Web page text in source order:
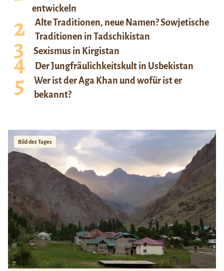
entwickeln
Alte Traditionen, neue Namen? Sowjetische
Traditionen in Tadschikistan
Sexismus in Kirgistan
Der Jungfräulichkeitskult in Usbekistan
Wer ist der Aga Khan und wofür ist er
bekannt?
Bild des Tages